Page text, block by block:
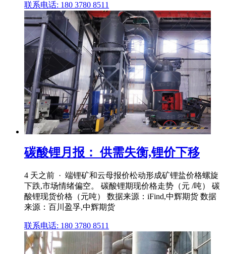
联系电话: 180 3780 8511
碳酸锂月报： 供需失衡,锂价下移
4 天之前 · 端锂矿和云母报价松动形成矿锂盐价格螺旋
下跌,市场情绪偏空。 碳酸锂期现价格走势（元 /吨） 碳
酸锂现货价格（元吨） 数据来源：iFind,中辉期货 数据
来源：百川盈孚,中辉期货
联系电话: 180 3780 8511